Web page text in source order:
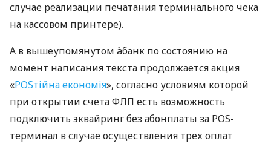
случае реализации печатания терминального чека
на кассовом принтере).
А в вышеупомянутом àбанк по состоянию на
момент написания текста продолжается акция
«POSтійна економія», согласно условиям которой
при открытии счета ФЛП есть возможность
подключить эквайринг без абонплаты за POS-
терминал в случае осуществления трех оплат